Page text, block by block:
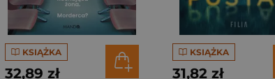
KSIĄŻKA
32,89 zł
KSIĄŻKA
31,82 zł